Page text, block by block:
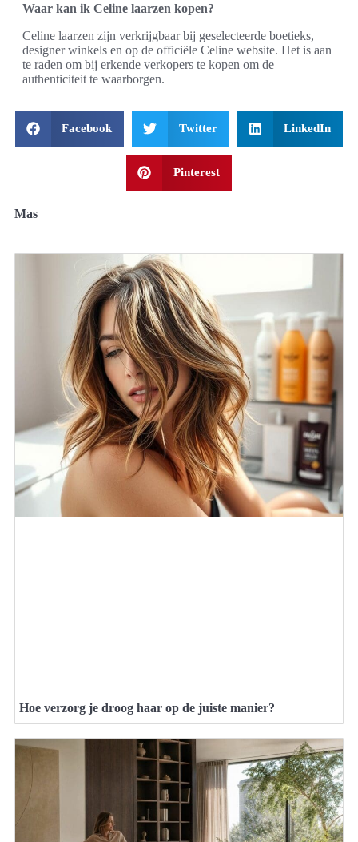
Waar kan ik Celine laarzen kopen?
Celine laarzen zijn verkrijgbaar bij geselecteerde boetieks,
designer winkels en op de officiële Celine website. Het is aan
te raden om bij erkende verkopers te kopen om de
authenticiteit te waarborgen.
Facebook Twitter LinkedIn
Pinterest
Mas
Hoe verzorg je droog haar op de juiste manier?